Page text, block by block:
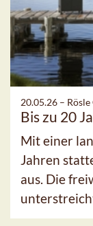
20.05.26 –
Bis zu 20
Mit einer
Jahren
aus. Die